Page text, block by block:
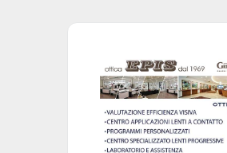
b
o
k
A
p
dI